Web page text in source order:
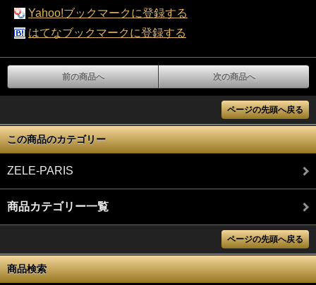
Yahoo!ブックマークに登録する
はてなブックマークに登録する
前の商品へ 次の商品へ
ページの先頭へ戻る
この商品のカテゴリー
ZELE-PARIS
商品カテゴリー一覧
ページの先頭へ戻る
商品検索